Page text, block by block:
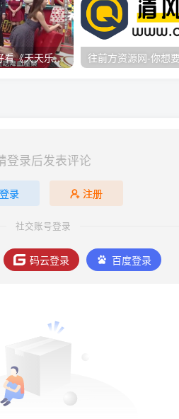
台湾综艺节目真好看《天天乐财神》
登录后发表评论
登录 注册
社交账号登录
码云登录 百度登录